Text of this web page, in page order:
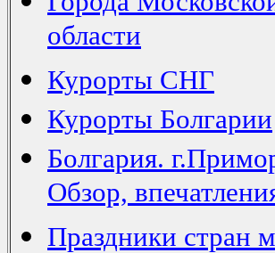
области
Курорты СНГ
Курорты Болгарии
Болгария.
Обзор,
Праздники стран